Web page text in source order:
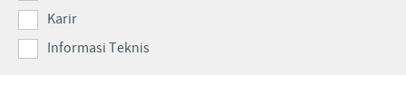
Pengembangan Diri
Karir
Informasi Teknis